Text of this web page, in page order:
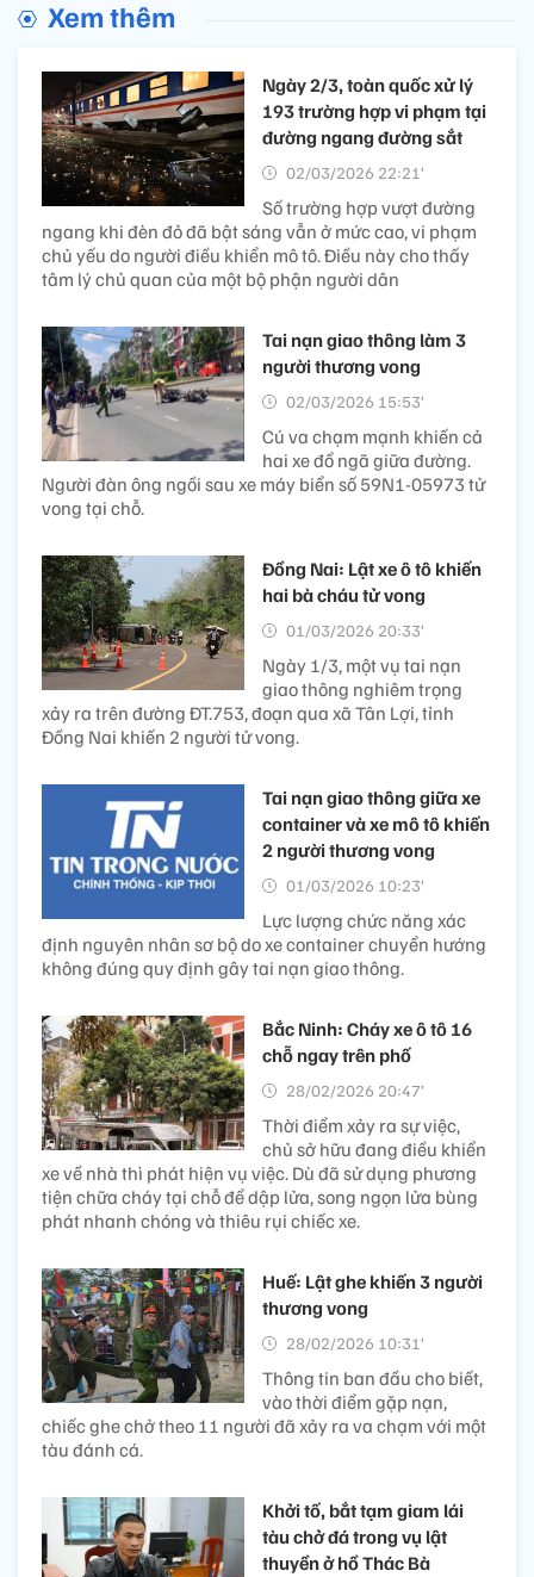
Xem thêm
Ngày 2/3, toàn quốc xử lý
193 trường hợp vi phạm tại
đường ngang đường sắt
02/03/2026 22:21’
Số trường hợp vượt đường
ngang khi đèn đỏ đã bật sáng vẫn ở mức cao, vi phạm
chủ yếu do người điều khiển mô tô. Điều này cho thấy
tâm lý chủ quan của một bộ phận người dân
Tai nạn giao thông làm 3
người thương vong
02/03/2026 15:53’
Cú va chạm mạnh khiến cả
hai xe đổ ngã giữa đường.
Người đàn ông ngồi sau xe máy biển số 59N1-05973 tử
vong tại chỗ.
Đồng Nai: Lật xe ô tô khiến
hai bà cháu tử vong
01/03/2026 20:33’
Ngày 1/3, một vụ tai nạn
giao thông nghiêm trọng
xảy ra trên đường ĐT.753, đoạn qua xã Tân Lợi, tỉnh
Đồng Nai khiến 2 người tử vong.
Tai nạn giao thông giữa xe
container và xe mô tô khiến
2 người thương vong
01/03/2026 10:23’
Lực lượng chức năng xác
định nguyên nhân sơ bộ do xe container chuyển hướng
không đúng quy định gây tai nạn giao thông.
Bắc Ninh: Cháy xe ô tô 16
chỗ ngay trên phố
28/02/2026 20:47’
Thời điểm xảy ra sự việc,
chủ sở hữu đang điều khiển
xe về nhà thì phát hiện vụ việc. Dù đã sử dụng phương
tiện chữa cháy tại chỗ để dập lửa, song ngọn lửa bùng
phát nhanh chóng và thiêu rụi chiếc xe.
Huế: Lật ghe khiến 3 người
thương vong
28/02/2026 10:31’
Thông tin ban đầu cho biết,
vào thời điểm gặp nạn,
chiếc ghe chở theo 11 người đã xảy ra va chạm với một
tàu đánh cá.
Khởi tố, bắt tạm giam lái
tàu chở đá trong vụ lật
thuyền ở hồ Thác Bà